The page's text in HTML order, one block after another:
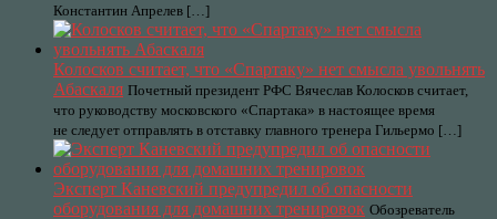
Константин Апрелев […]
Колосков считает, что «Спартаку» нет смысла увольнять
Абаскаля Почетный президент РФС Вячеслав Колосков считает,
что руководству московского «Спартака» в настоящее время
не следует отправлять в отставку главного тренера Гильермо […]
Эксперт Каневский предупредил об опасности
оборудования для домашних тренировок Обозреватель